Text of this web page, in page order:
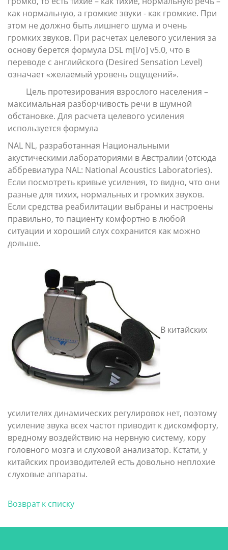
как нормальную, а громкие звуки - как громкие. При
этом не должно быть лишнего шума и очень
громких звуков. При расчетах целевого усиления за
основу берется формула DSL m[i/o] v5.0, что в
переводе с английского (Desired Sensation Level)
означает «желаемый уровень ощущений».
Цель протезирования взрослого населения –
максимальная разборчивость речи в шумной
обстановке. Для расчета целевого усиления
используется формула
NAL NL, разработанная Национальными
акустическими лабораториями в Австралии (отсюда
аббревиатура NAL: National Acoustics Laboratories).
Если посмотреть кривые усиления, то видно, что они
разные для тихих, нормальных и громких звуков.
Если средства реабилитации выбраны и настроены
правильно, то пациенту комфортно в любой
ситуации и хороший слух сохранится как можно
дольше.
В китайских
усилителях динамических регулировок нет, поэтому
усиление звука всех частот приводит к дискомфорту,
вредному воздействию на нервную систему, кору
головного мозга и слуховой анализатор. Кстати, у
китайских производителей есть довольно неплохие
слуховые аппараты.
Возврат к списку